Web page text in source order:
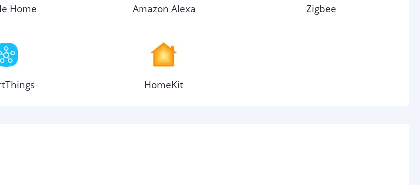
Home Amazon Alexa Zigbee
HomeKit